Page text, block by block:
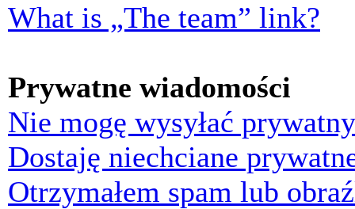
What is „The team” link?
Prywatne wiadomości
Nie mogę wysyłać
Dostaję niechciane
Otrzymałem spam lub